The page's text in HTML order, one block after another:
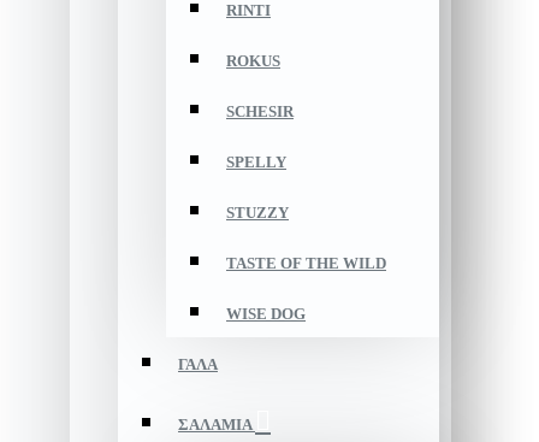
RINTI
ROKUS
SCHESIR
SPELLY
STUZZY
TASTE OF THE WILD
WISE DOG
ΓΑΛΑ
ΣΑΛΑΜΙΑ